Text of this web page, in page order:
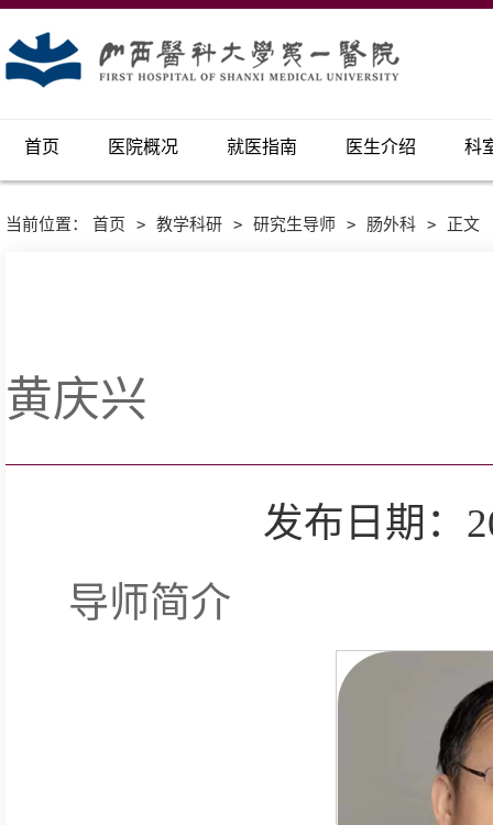
首页 医院概况 就医指南 医生介绍 科
当前位置： 首页 > 教学科研 > 研究生导师 > 肠外科 > 正文
黄庆兴
发布日期：
导师简介